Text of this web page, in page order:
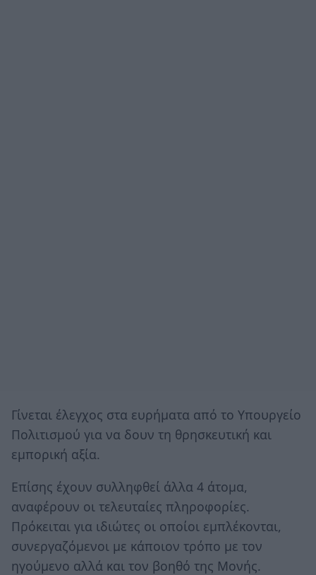
Γίνεται έλεγχος στα ευρήματα από το Υπουργείο
Πολιτισμού για να δουν τη θρησκευτική και
εμπορική αξία.
Επίσης έχουν συλληφθεί άλλα 4 άτομα,
αναφέρουν οι τελευταίες πληροφορίες.
Πρόκειται για ιδιώτες οι οποίοι εμπλέκονται,
συνεργαζόμενοι με κάποιον τρόπο με τον
ηγούμενο αλλά και τον βοηθό της Μονής.